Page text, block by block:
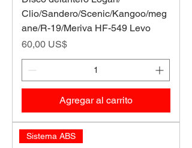
Clio/Sandero/Scenic/Kangoo/meg
ane/R-19/Meriva HF-549 Levo
Precio
60,00 US$
Agregar al carrito
Sistema ABS